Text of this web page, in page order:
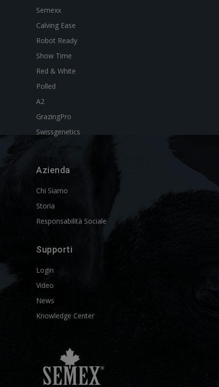
Semexx
Calving Ease
Robot Ready
Show Time
Red & White
Polled
A2
GrazingPro
Swissgenetics
Azienda
Chi Siamo
Storia
Responsabilità Sociale
Supporti
Login
Video
News
Knowledge Center